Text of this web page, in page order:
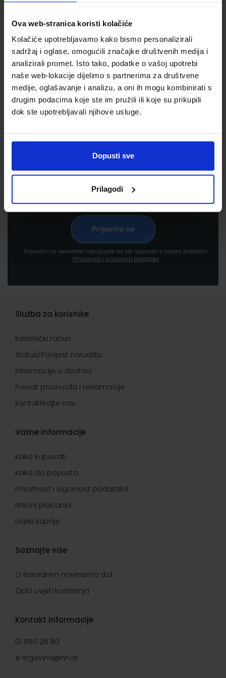
Ova web-stranica koristi kolačiće
Kolačiće upotrebljavamo kako bismo personalizirali
sadržaj i oglase, omogućili značajke društvenih medija i
analizirali promet. Isto tako, podatke o vašoj upotrebi
naše web-lokacije dijelimo s partnerima za društvene
medije, oglašavanje i analizu, a oni ih mogu kombinirati s
drugim podacima koje ste im pružili ili koje su prikupili
dok ste upotrebljavali njihove usluge.
Dopusti sve
Prilagodi
Newsletter prijava
Prijavite se kako bi primali informacije o novim
proizvodima i uslugama, akcijama i drugim
Prijavom na newsletter izjavljujete da ste upoznati s našom politikom
Privatnosti i sigurnosti podataka
Služba za korisnike
Korisnički račun
Status/Povijest narudžbi
Informacije o dostavi
Povrat proizvoda i reklamacije
Kontaktirajte nas
Važne informacije
Kako kupovati
Kako do popusta
Privatnost i sigurnost podataka
Načini plaćanja
Uvjeti kupnje
Saznajte više
O Narodnim novinama d.d.
Opći uvjeti korištenja
Kontakt informacije
01 650 28 80
e-trgovina@nn.hr